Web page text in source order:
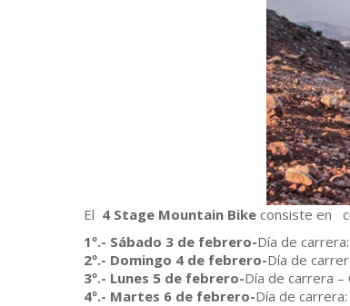
El 4 Stage Mountain Bike consiste en
1º.- Sábado 3 de febrero-Día de
2º.- Domingo 4 de febrero-Día de
3º.- Lunes 5 de febrero-Día de carrera –
4º.- Martes 6 de febrero-Día de carrera: